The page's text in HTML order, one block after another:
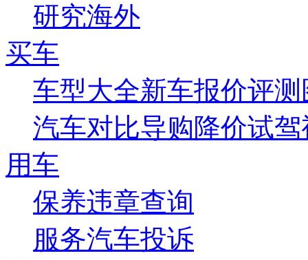
研究海外
买车
车型大全新车报价评测
汽车对比导购降价试驾
用车
保养违章查询
服务汽车投诉